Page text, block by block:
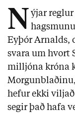
N ýjar
Eyþór Arnalds,
svara um hvort
milljóna króna
hefur ekki
segir það hafa